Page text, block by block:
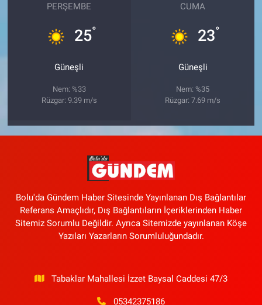
PERŞEMBE
25°
Güneşli
Nem: %33
Rüzgar: 9.39 m/s
CUMA
23°
Güneşli
Nem: %35
Rüzgar: 7.69 m/s
Bolu'da Gündem Haber Sitesinde Yayınlanan Dış Bağlantılar
Referans Amaçlıdır, Dış Bağlantıların İçeriklerinden Haber
Sitemiz Sorumlu Değildir. Ayrıca Sitemizde yayınlanan Köşe
Yazıları Yazarların Sorumluluğundadır.
Tabaklar Mahallesi İzzet Baysal Caddesi 47/3
05342375186